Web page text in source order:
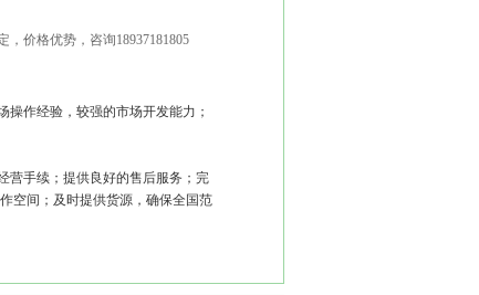
价格优势，咨询18937181805
作经验，较强的市场开发能力；
营手续；提供良好的售后服务；完
空间；及时提供货源，确保全国范